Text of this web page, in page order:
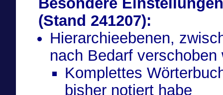
(Stand 241207):
Hierarchieebenen,
nach Bedarf verschoben
Komplettes
bisher notiert habe